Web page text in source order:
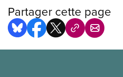
Partager cette page